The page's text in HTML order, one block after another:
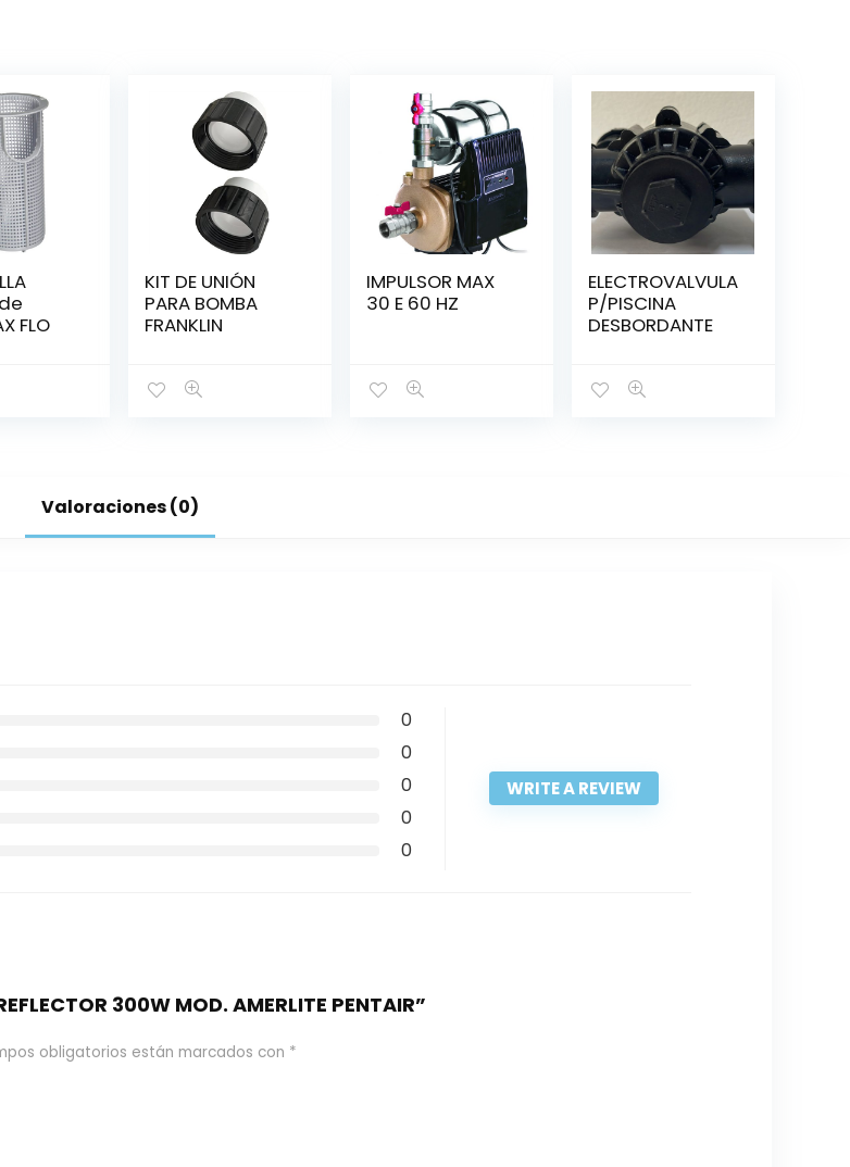
MAX FLO
KIT DE UNIÓN
PARA BOMBA
FRANKLIN
IMPULSOR MAX
30 E 60 HZ
ELECTROVALVULA
P/PISCINA
DESBORDANTE
Valoraciones (0)
0
0
0
0
0
WRITE A REVIEW
300W MOD. AMERLITE PENTAIR”
obligatorios están marcados con *